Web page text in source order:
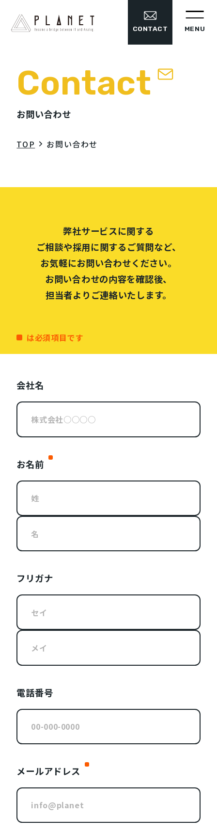
CONTACT MENU
Contact
お問い合わせ
TOP お問い合わせ
弊社サービスに関する
ご相談や採用に関するご質問など、
お気軽にお問い合わせください。
お問い合わせの内容を確認後、
担当者よりご連絡いたします。
は必須項目です
会社名
お名前
フリガナ
電話番号
メールアドレス